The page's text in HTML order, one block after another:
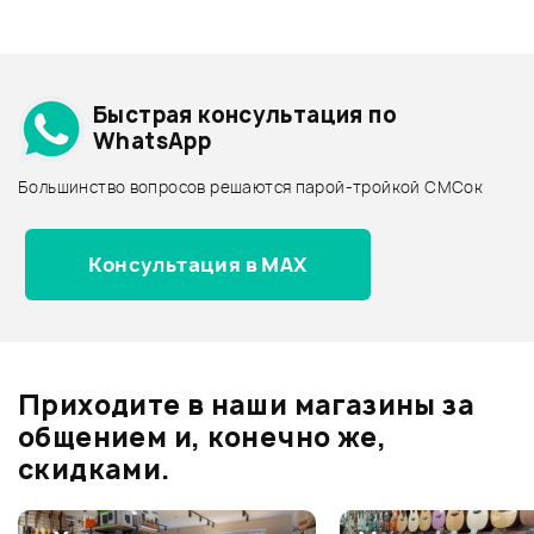
0.0
Архив товаров - дешевле
Архив товаров - дороже
Все товары STRINGSWING
Архив товаров - новинки
Быстрая консультация по
WhatsApp
Большинство вопросов решаются парой-тройкой СМСок
Консультация в MAX
Приходите в наши магазины за
общением и, конечно же,
скидками.